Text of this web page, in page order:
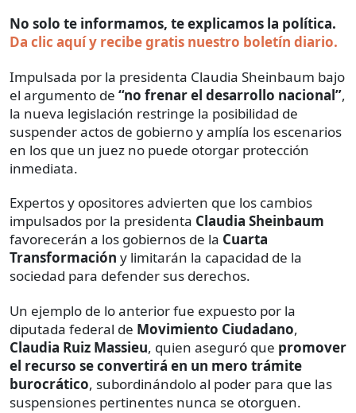
No solo te informamos, te explicamos la política.
Da clic aquí y recibe gratis nuestro boletín diario.
Impulsada por la presidenta Claudia Sheinbaum bajo
el argumento de “no frenar el desarrollo nacional”,
la nueva legislación restringe la posibilidad de
suspender actos de gobierno y amplía los escenarios
en los que un juez no puede otorgar protección
inmediata.
Expertos y opositores advierten que los cambios
impulsados por la presidenta Claudia Sheinbaum
favorecerán a los gobiernos de la Cuarta
Transformación y limitarán la capacidad de la
sociedad para defender sus derechos.
Un ejemplo de lo anterior fue expuesto por la
diputada federal de Movimiento Ciudadano,
Claudia Ruiz Massieu, quien aseguró que promover
el recurso se convertirá en un mero trámite
burocrático, subordinándolo al poder para que las
suspensiones pertinentes nunca se otorguen.